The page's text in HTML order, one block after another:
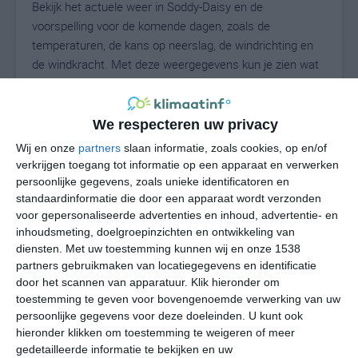
We respecteren uw privacy
Wij en onze partners slaan informatie, zoals cookies, op en/of
verkrijgen toegang tot informatie op een apparaat en verwerken
persoonlijke gegevens, zoals unieke identificatoren en
standaardinformatie die door een apparaat wordt verzonden
voor gepersonaliseerde advertenties en inhoud, advertentie- en
inhoudsmeting, doelgroepinzichten en ontwikkeling van
diensten.
Met uw toestemming kunnen wij en onze 1538
partners gebruikmaken van locatiegegevens en identificatie
door het scannen van apparatuur. Klik hieronder om
toestemming te geven voor bovengenoemde verwerking van uw
persoonlijke gegevens voor deze doeleinden. U kunt ook
hieronder klikken om toestemming te weigeren of meer
gedetailleerde informatie te bekijken en uw
Bekijk het actuele weer in Soddy-Daisy en de
voorspelling voor de komende dagen, zoals de
temperaturen, de kans op neerslag, de windrichting en
de windkracht. Met deze weergegevens kun je zien wat
voor weer je kunt verwachten in Soddy-Daisy. Op basis
van de klimaatstatistieken beschrijven we het weer per
maand in Soddy-Daisy. Dit is geen
langetermijnverwachting, maar geeft het gemiddelde
weerbeeld voor alle maanden van het jaar. Wil je de
uitgebreide weersverwachting voor Soddy-Daisy zien?
Op de pagina met extra weerinformatie tonen we de
kans op sneeuw, de gevoelstemperatuur, de
zichtbaarheid, de UV-kracht, de luchtdruk en meer goede
weerinfo.
°C